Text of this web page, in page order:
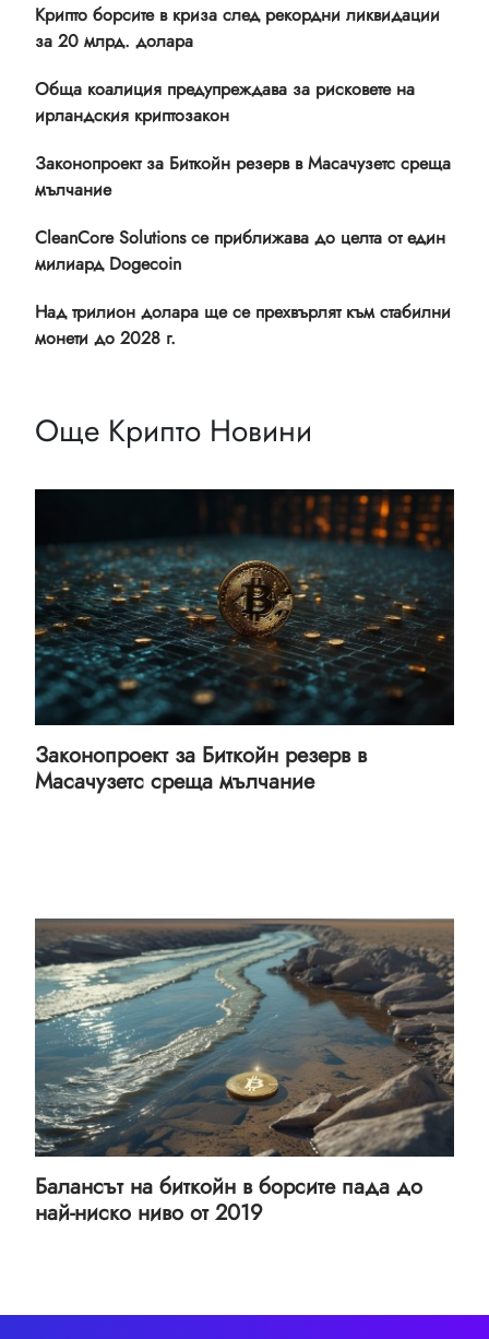
Крипто борсите в криза след рекордни ликвидации
за 20 млрд. долара
Обща коалиция предупреждава за рисковете на
ирландския криптозакон
Законопроект за Биткойн резерв в Масачузетс среща
мълчание
CleanCore Solutions се приближава до целта от един
милиард Dogecoin
Над трилион долара ще се прехвърлят към стабилни
монети до 2028 г.
Още Крипто Новини
Законопроект за Биткойн резерв в
Масачузетс среща мълчание
Балансът на биткойн в борсите пада до
най-ниско ниво от 2019